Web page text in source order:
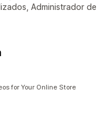
Administrador de
for Your Online Store